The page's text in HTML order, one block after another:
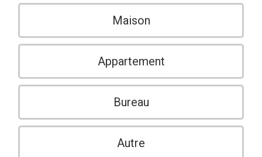
Maison
Appartement
Bureau
Autre